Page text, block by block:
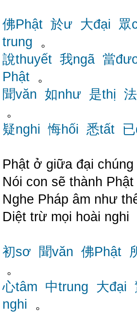
佛Phật 於ư 大đại 眾
trung 。
說thuyết 我ngã 當
Phật 。
聞văn 如như 是thị
。
疑nghi 悔hối 悉tất
Phật ở giữa đại chúng
Nói con sẽ thành Phật
Nghe Pháp âm như
Diệt trừ mọi hoài nghi
初sơ 聞văn 佛Phật
。
心tâm 中trung 大đại
nghi 。